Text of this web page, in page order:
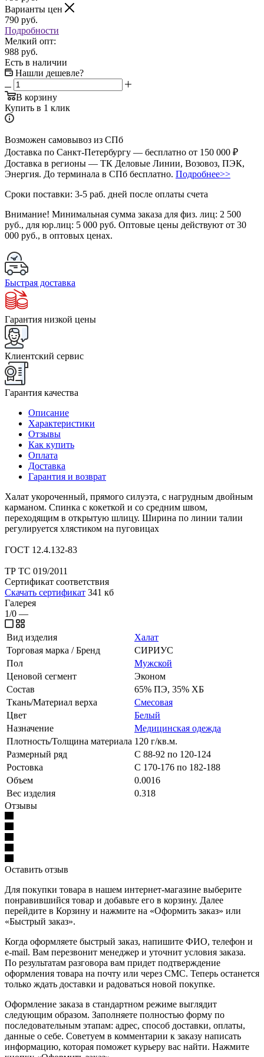
Варианты цен
790 руб.
Подробности
Мелкий опт:
988 руб.
Есть в наличии
Нашли дешевле?
В корзину
Купить в 1 клик
Возможен самовывоз из СПб
Доставка по Санкт-Петербургу — бесплатно от 150 000 ₽
Доставка в регионы — ТК Деловые Линии, Возовоз, ПЭК,
Энергия. До терминала в СПб бесплатно. Подробнее>>
Сроки поставки: 3-5 раб. дней после оплаты счета
Внимание! Минимальная сумма заказа для физ. лиц: 2 500
руб., для юр.лиц: 5 000 руб. Оптовые цены действуют от 30
000 руб., в оптовых ценах.
Быстрая доставка
Гарантия низкой цены
Клиентский сервис
Гарантия качества
Описание
Характеристики
Отзывы
Как купить
Оплата
Доставка
Гарантия и возврат
Халат укороченный, прямого силуэта, с нагрудным двойным
карманом. Спинка с кокеткой и со средним швом,
переходящим в открытую шлицу. Ширина по линии талии
регулируется хлястиком на пуговицах
ГОСТ 12.4.132-83
ТР ТС 019/2011
Сертификат соответствия
Скачать сертификат 341 кб
Галерея
1/0 —
Вид изделия
Халат
Торговая марка / Бренд
СИРИУС
Пол
Мужской
Ценовой сегмент
Эконом
Состав
65% ПЭ, 35% ХБ
Ткань/Материал верха
Смесовая
Цвет
Белый
Назначение
Медицинская одежда
Плотность/Толщина материала 120 г/кв.м.
Размерный ряд
С 88-92 по 120-124
Ростовка
С 170-176 по 182-188
Объем
0.0016
Вес изделия
0.318
Отзывы
Оставить отзыв
Для покупки товара в нашем интернет-магазине выберите
понравившийся товар и добавьте его в корзину. Далее
перейдите в Корзину и нажмите на «Оформить заказ» или
«Быстрый заказ».
Когда оформляете быстрый заказ, напишите ФИО, телефон и
e-mail. Вам перезвонит менеджер и уточнит условия заказа.
По результатам разговора вам придет подтверждение
оформления товара на почту или через СМС. Теперь останется
только ждать доставки и радоваться новой покупке.
Оформление заказа в стандартном режиме выглядит
следующим образом. Заполняете полностью форму по
последовательным этапам: адрес, способ доставки, оплаты,
данные о себе. Советуем в комментарии к заказу написать
информацию, которая поможет курьеру вас найти. Нажмите